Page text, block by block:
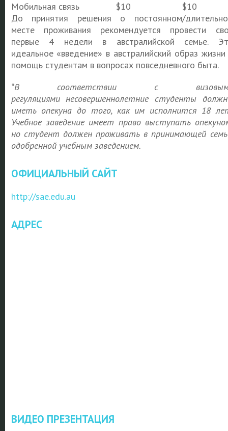
Мобильная связь
$10
$10
До принятия решения о постоянном/
месте проживания рекомендуется провести
первые 4 недели в австралийской семье.
идеальное «введение» в австралийский образ
помощь студентам в вопросах повседневного быта.
*В соответствии с
регуляцияминесовершеннолетние студенты
иметь опекуна до того, как им исполнится 18
Учебное заведение имеет право выступать
но студент должен проживать в принимающей
одобренной учебным заведением.
ОФИЦИАЛЬНЫЙ САЙТ
http://sae.edu.au
АДРЕС
ВИДЕО ПРЕЗЕНТАЦИЯ